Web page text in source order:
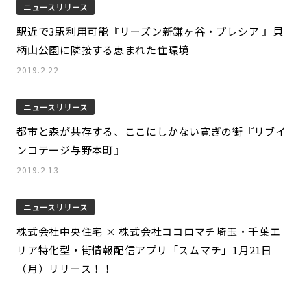
ニュースリリース
駅近で3駅利用可能『リーズン新鎌ヶ谷・プレシア 』貝
柄山公園に隣接する恵まれた住環境
2019.2.22
ニュースリリース
都市と森が共存する、ここにしかない寛ぎの街『リブイ
ンコテージ与野本町』
2019.2.13
ニュースリリース
株式会社中央住宅 × 株式会社ココロマチ埼玉・千葉エ
リア特化型・街情報配信アプリ「スムマチ」1月21日
（月）リリース！！